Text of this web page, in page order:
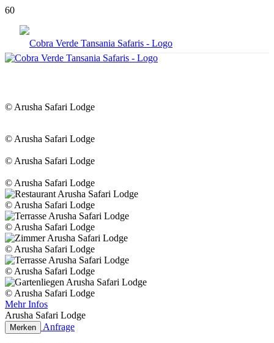
© Arusha Safari Lodge
© Arusha Safari Lodge
© Arusha Safari Lodge
© Arusha Safari Lodge
© Arusha Safari Lodge
© Arusha Safari Lodge
© Arusha Safari Lodge
© Arusha Safari Lodge
© Arusha Safari Lodge
Mehr Infos
Arusha Safari Lodge
Merken Anfrage